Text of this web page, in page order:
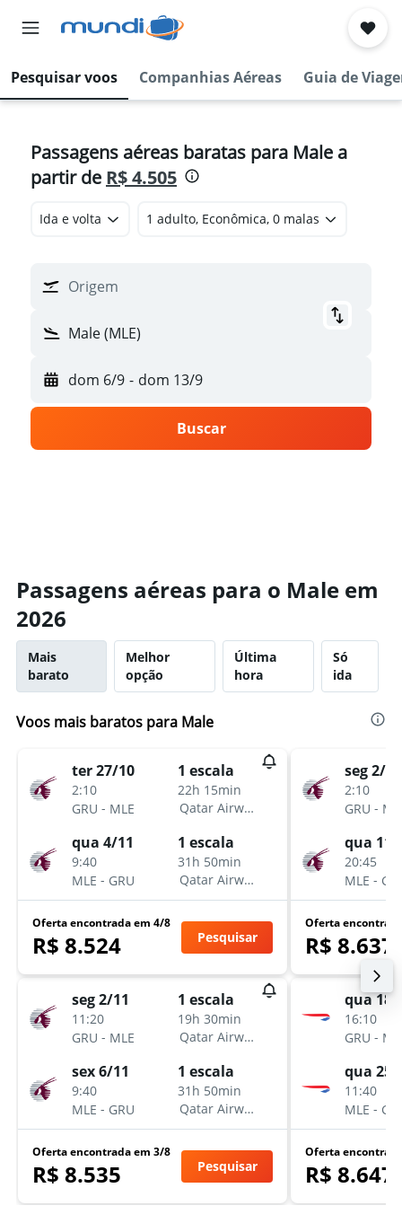
Pesquisar voos Companhias Aéreas Guia de
Passagens aéreas baratas para Male a
partir de R$ 4.505
Ida e volta 1 adulto, Econômica, 0 malas
Origem
Male (MLE)
dom 6/9 - dom 13/9
Buscar
Passagens aéreas para o Male em
2026
Mais
barato
Melhor
opção
Última
hora
Só
ida
Voos mais baratos para Male
ter 27/10
2:10
GRU - MLE
1 escala
22h 15min
Qatar Airways
qua 4/11
9:40
MLE - GRU
1 escala
31h 50min
Qatar Airways
Oferta encontrada em 4/8
R$ 8.524 Pesquisar
seg 2/11
11:20
GRU - MLE
1 escala
19h 30min
Qatar Airways
sex 6/11
9:40
MLE - GRU
1 escala
31h 50min
Qatar Airways
Oferta encontrada em 3/8
R$ 8.535 Pesquisar
seg 2/11
2:10
GRU -
qua 11/
20:45
MLE -
Oferta
R$ 8.637
qua 18/
16:10
GRU -
qua 25/
11:40
MLE -
Oferta
R$ 8.647